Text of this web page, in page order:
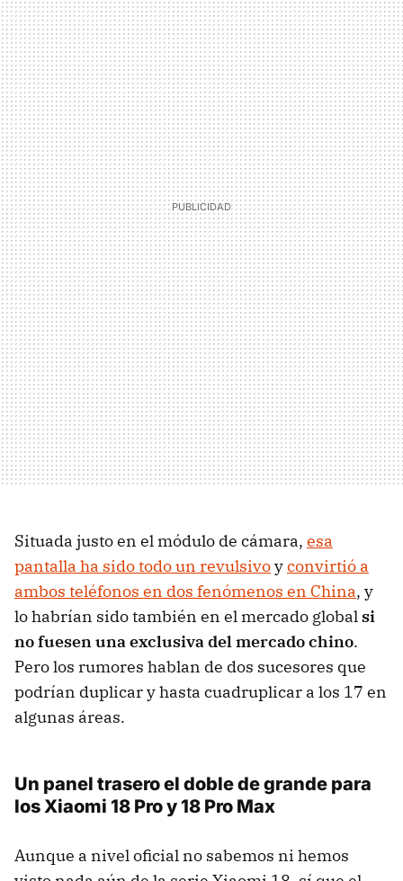
Situada justo en el módulo de cámara, esa
pantalla ha sido todo un revulsivoyconvirtió a
ambos teléfonos en dos fenómenos en China, y
lo habrían sido también en el mercado globalsi
no fuesen una exclusiva del mercado chino.
Pero los rumores hablan de dos sucesores que
podrían duplicar y hasta cuadruplicar a los 17 en
algunas áreas.
Un panel trasero el doble de grande para
los Xiaomi 18 Pro y 18 Pro Max
Aunque a nivel oficial no sabemos ni hemos